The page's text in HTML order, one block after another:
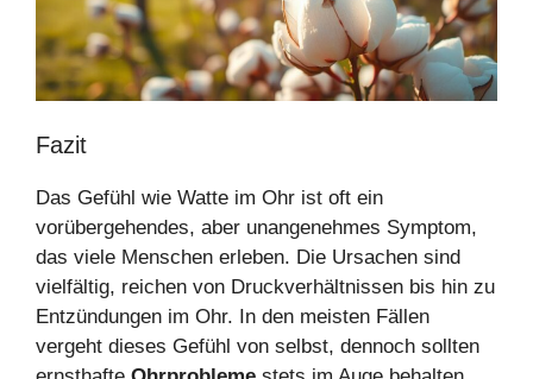
Fazit
Das Gefühl wie Watte im Ohr ist oft ein
vorübergehendes, aber unangenehmes Symptom,
das viele Menschen erleben. Die Ursachen sind
vielfältig, reichen von Druckverhältnissen bis hin zu
Entzündungen im Ohr. In den meisten Fällen
vergeht dieses Gefühl von selbst, dennoch sollten